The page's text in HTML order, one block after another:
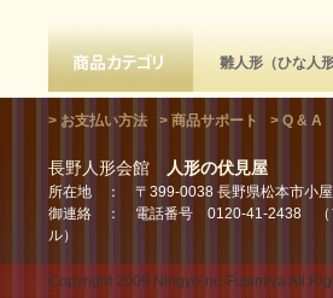
雛人形（ひな人形
> お支払い方法 > 商品サポート > Q & A
長野人形会館 人形の伏見屋
所在地 ： 〒399-0038 長野県松本市小
御連絡 ： 電話番号 0120-41-2438 （
ル）
Copyright 2009 Ningyo-no-Fusimiya